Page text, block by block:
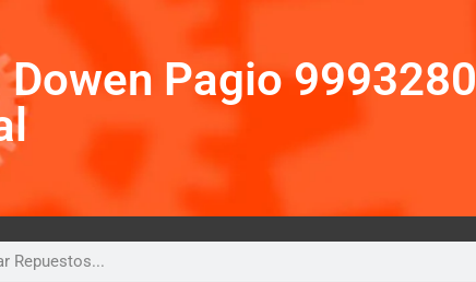
Pagio 9993280